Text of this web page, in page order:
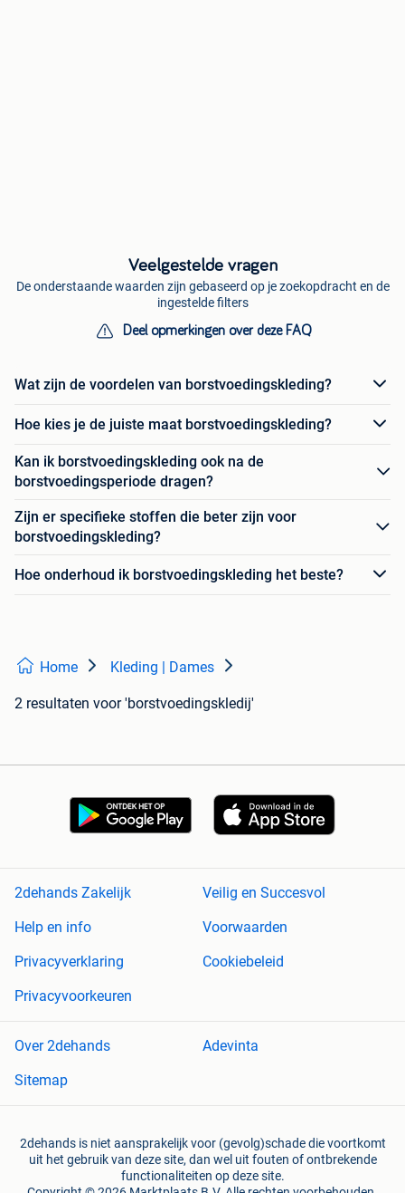
Veelgestelde vragen
De onderstaande waarden zijn gebaseerd op je zoekopdracht en de
ingestelde filters
Deel opmerkingen over deze FAQ
Wat zijn de voordelen van borstvoedingskleding?
Hoe kies je de juiste maat borstvoedingskleding?
Kan ik borstvoedingskleding ook na de
borstvoedingsperiode dragen?
Zijn er specifieke stoffen die beter zijn voor
borstvoedingskleding?
Hoe onderhoud ik borstvoedingskleding het beste?
Home Kleding | Dames
2 resultaten voor 'borstvoedingskledij'
2dehands Zakelijk
Veilig en Succesvol
Help en info
Voorwaarden
Privacyverklaring
Cookiebeleid
Privacyvoorkeuren
Over 2dehands
Adevinta
Sitemap
2dehands is niet aansprakelijk voor (gevolg)schade die voortkomt
uit het gebruik van deze site, dan wel uit fouten of ontbrekende
functionaliteiten op deze site.